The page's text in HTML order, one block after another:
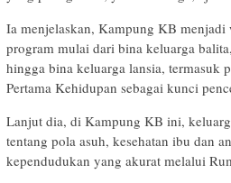
Ia menjelaskan, Kampung KB menjadi
program mulai dari bina keluarga
hingga bina keluarga lansia, termasuk
Pertama Kehidupan sebagai kunci
Lanjut dia, di Kampung KB ini,
tentang pola asuh, kesehatan ibu dan
kependudukan yang akurat melalui